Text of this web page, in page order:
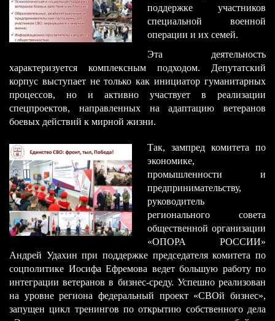
поддержке участников
специальной военной
операции и их семей.
Эта деятельность
характеризуется комплексным подходом. Депутатский
корпус выступает не только как инициатор гуманитарных
процессов, но и активно участвует в реализации
спецпроектов, направленных на адаптацию ветеранов
боевых действий к мирной жизни.
Так, зампред комитета по
экономике,
промышленности и
предпринимательству,
руководитель
регионального совета
общественной организации
«ОПОРА РОССИИ»
Андрей Удахин при поддержке председателя комитета по
соцполитике Иосифа Ефремова ведет большую работу по
интеграции ветеранов в бизнес-среду. Успешно реализован
на уровне региона федеральный проект «СВОй бизнес»,
запущен цикл тренингов по открытию собственного дела